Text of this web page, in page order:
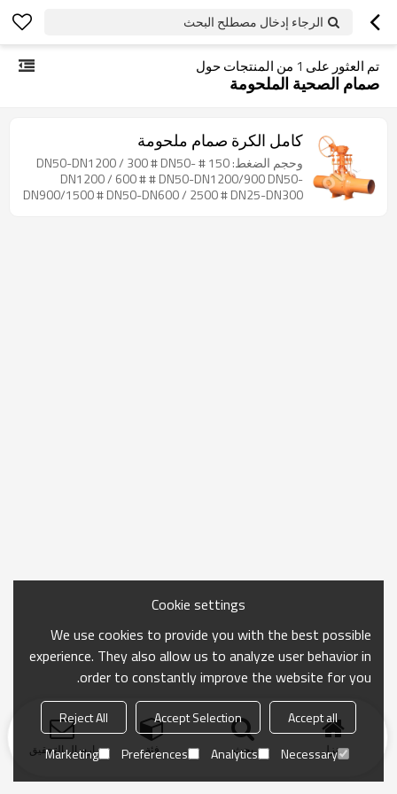
الرجاء إدخال مصطلح البحث
تم العثور على 1 من المنتجات حول
صمام الصحية الملحومة
كامل الكرة صمام ملحومة
وحجم الضغط: 150 # DN50-DN1200 / 300 # DN50-
DN1200 / 600 # # DN50-DN1200/900 DN50-
DN900/1500 # DN50-DN600 / 2500 # DN25-DN300
منزل بحث فئة ارسال التحقيق
Cookie settings
We use cookies to provide you with the best possible
experience. They also allow us to analyze user behavior in
order to constantly improve the website for you.
Accept all
Accept Selection
Reject All
Necessary
Analytics
Preferences
Marketing